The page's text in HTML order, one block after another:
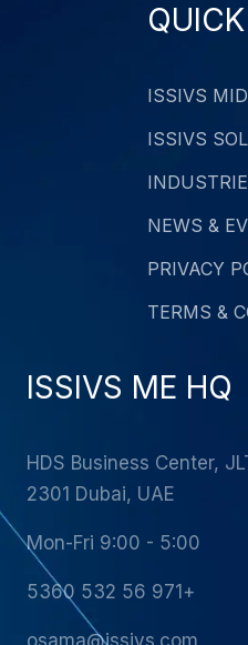
ISSIVS
ISSIVS
NEWS &
PRIVACY
TERMS &
ISSIVS ME HQ
HDS Business Center,
2301 Dubai, UAE
Mon-Fri 9:00 - 5:00
+971 56 532 5360
osama@issivs.com